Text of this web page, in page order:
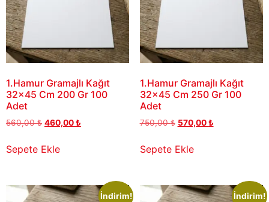
1.Hamur Gramajlı Kağıt
32×45 Cm 200 Gr 100
Adet
560,00₺ 460,00₺
Sepete Ekle
1.Hamur Gramajlı Kağıt
32×45 Cm 250 Gr 100
Adet
750,00₺ 570,00₺
Sepete Ekle
İndirim! İndirim!